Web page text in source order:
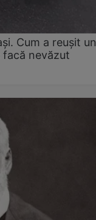
Cum a reușit un
facă nevăzut